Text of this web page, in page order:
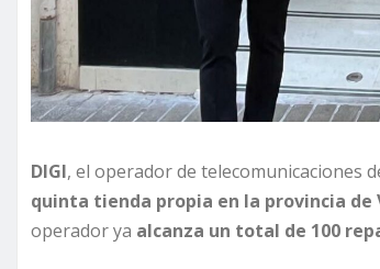
DIGI, el operador de telecomunicaciones
quinta tienda propia en la provincia de
operador ya alcanza un total de 100